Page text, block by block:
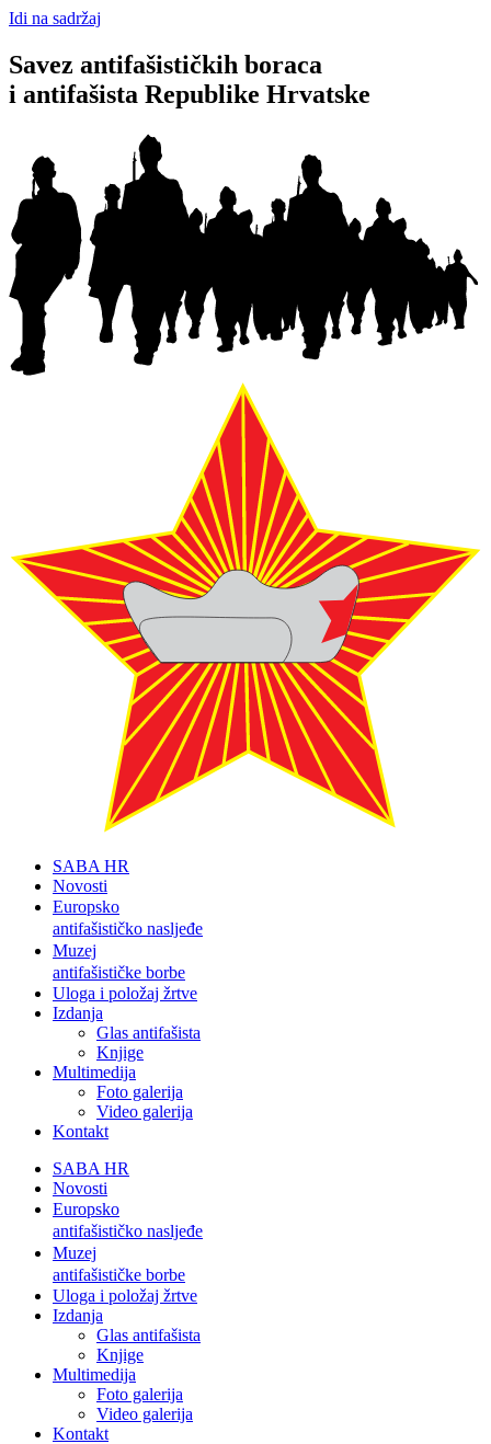
Idi na sadržaj
Savez antifašističkih boraca
i antifašista Republike Hrvatske
SABA HR
Novosti
Europsko
antifašističko nasljeđe
Muzej
antifašističke borbe
Uloga i položaj žrtve
Izdanja
Glas antifašista
Knjige
Multimedija
Foto galerija
Video galerija
Kontakt
SABA HR
Novosti
Europsko
antifašističko nasljeđe
Muzej
antifašističke borbe
Uloga i položaj žrtve
Izdanja
Glas antifašista
Knjige
Multimedija
Foto galerija
Video galerija
Kontakt